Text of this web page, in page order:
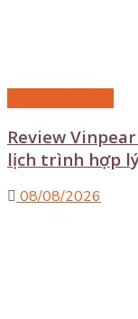
Review
lịch trình hợp
08/08/2026